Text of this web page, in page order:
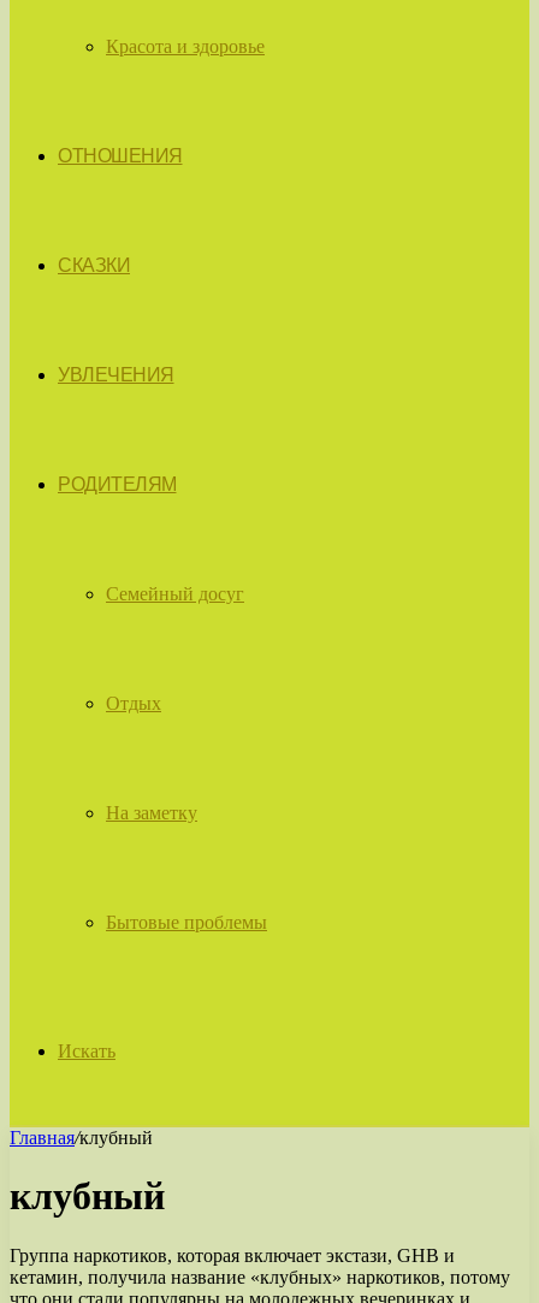
Красота и здоровье
ОТНОШЕНИЯ
СКАЗКИ
УВЛЕЧЕНИЯ
РОДИТЕЛЯМ
Семейный досуг
Отдых
На заметку
Бытовые проблемы
Искать
Главная/клубный
клубный
Группа наркотиков, которая включает экстази, GНВ и
кетамин, получила название «клубных» наркотиков, потому
что они стали популярны на молодежных вечеринках и